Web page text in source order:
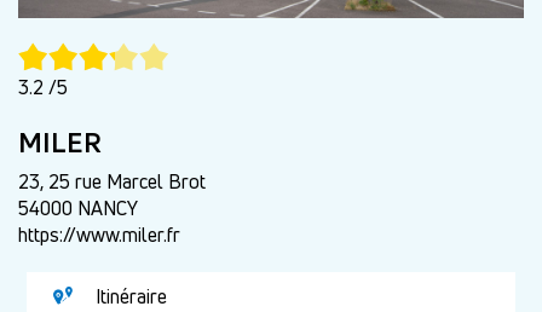
3.2 /5
MILER
23, 25 rue Marcel Brot
54000 NANCY
https://www.miler.fr
Itinéraire